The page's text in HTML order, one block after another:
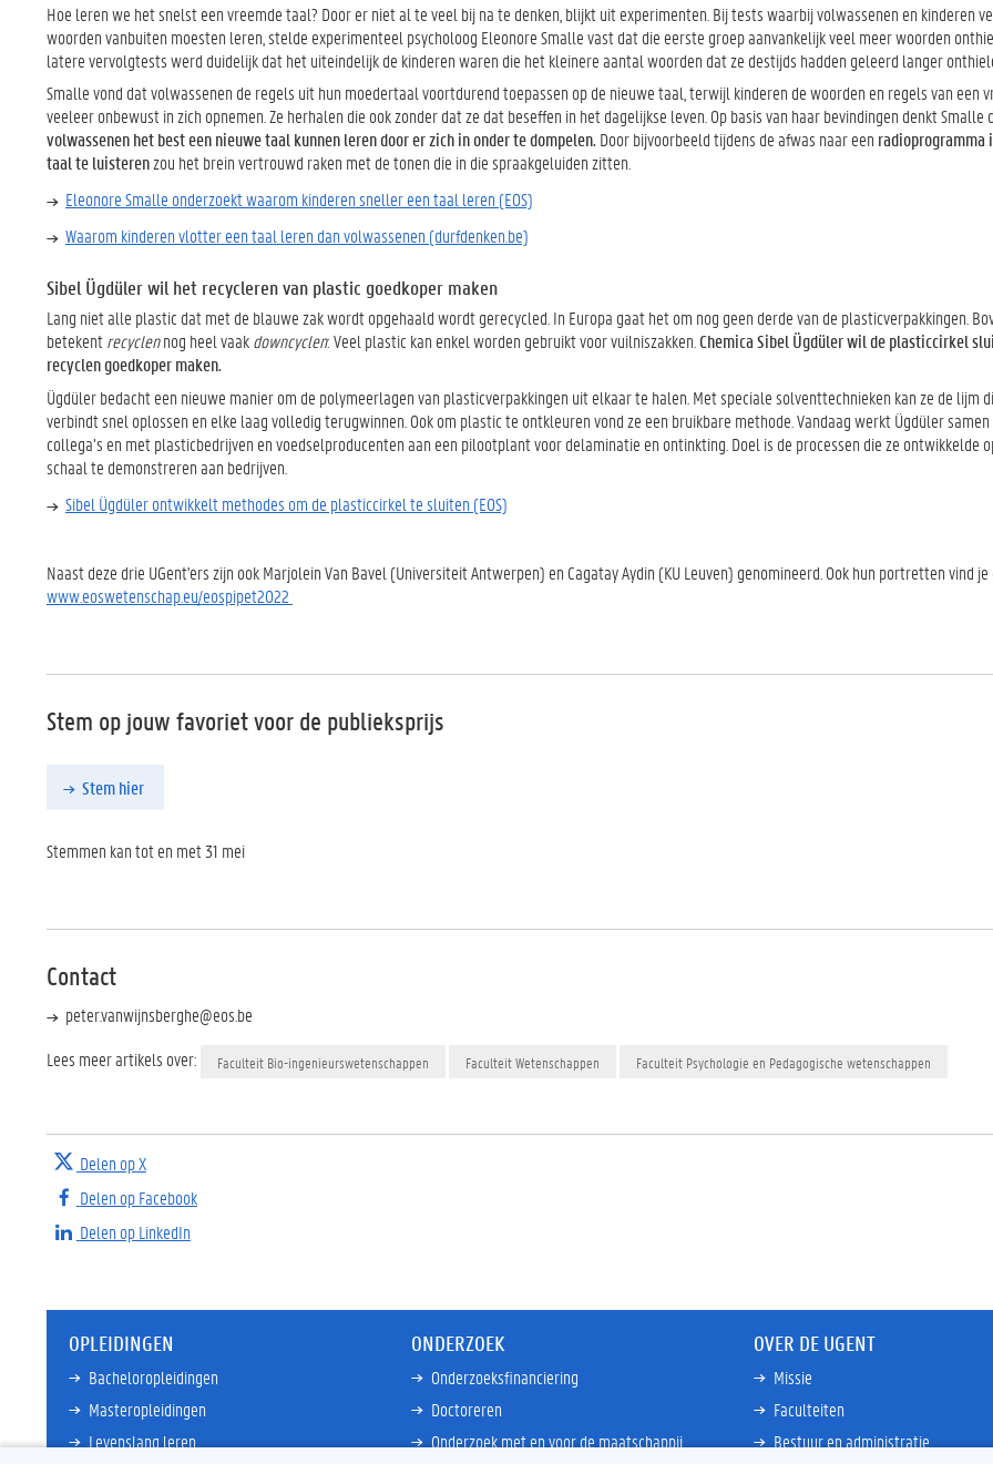
Hoe leren we het snelst een vreemde taal? Door er niet al te veel bij na te denken, blijkt uit experimenten. Bij tests waarbij volwassenen en kinderen
woorden vanbuiten moesten leren, stelde experimenteel psycholoog Eleonore Smalle vast dat die eerste groep aanvankelijk veel meer woorden
latere vervolgtests werd duidelijk dat het uiteindelijk de kinderen waren die het kleinere aantal woorden dat ze destijds hadden geleerd langer
Smalle vond dat volwassenen de regels uit hun moedertaal voortdurend toepassen op de nieuwe taal, terwijl kinderen de woorden en regels van een
veeleer onbewust in zich opnemen. Ze herhalen die ook zonder dat ze dat beseffen in het dagelijkse leven. Op basis van haar bevindingen denkt Smalle
volwassenen het best een nieuwe taal kunnen leren door er zich in onder te dompelen. Door bijvoorbeeld tijdens de afwas naar een radioprogramma
taal te luisterenzou het brein vertrouwd raken met de tonen die in die spraakgeluiden zitten.
Eleonore Smalle onderzoekt waarom kinderen sneller een taal leren (EOS)
Waarom kinderen vlotter een taal leren dan volwassenen (durfdenken.be)
Sibel Ügdüler wil het recycleren van plastic goedkoper maken
Lang niet alle plastic dat met de blauwe zak wordt opgehaald wordt gerecycled. In Europa gaat het om nog geen derde van de plasticverpakkingen.
betekentrecyclennog heel vaakdowncyclen: Veel plastic kan enkel worden gebruikt voor vuilniszakken. Chemica Sibel Ügdüler wil de plasticcirkel
recyclen goedkoper maken.
Ügdüler bedacht een nieuwe manier om de polymeerlagen van plasticverpakkingen uit elkaar te halen. Met speciale solventtechnieken kan ze de lijm
verbindt snel oplossen en elke laag volledig terugwinnen. Ook om plastic te ontkleuren vond ze een bruikbare methode. Vandaag werkt Ügdüler
collega’s en met plasticbedrijven en voedselproducenten aan een pilootplant voor delaminatie en ontinkting. Doel is de processen die ze ontwikkelde
schaal te demonstreren aan bedrijven.
Sibel Ügdüler ontwikkelt methodes om de plasticcirkel te sluiten (EOS)
Naast deze drie UGent'ers zijn ook Marjolein Van Bavel (Universiteit Antwerpen) en Cagatay Aydin (KU Leuven) genomineerd. Ook hun portretten vind je
www.eoswetenschap.eu/eospipet2022
Stem op jouw favoriet voor de publieksprijs
Stem hier
Stemmen kan tot en met 31 mei
Contact
peter.vanwijnsberghe@eos.be
Lees meer artikels over:
Faculteit Bio-ingenieurswetenschappen Faculteit Wetenschappen Faculteit Psychologie en Pedagogische wetenschappen
Delen op X
Delen op Facebook
Delen op LinkedIn
OPLEIDINGEN
Bacheloropleidingen
Masteropleidingen
Levenslang leren
ONDERZOEK
Onderzoeksfinanciering
Doctoreren
Onderzoek met en voor de maatschappij
OVER DE UGENT
Missie
Faculteiten
Bestuur en administratie